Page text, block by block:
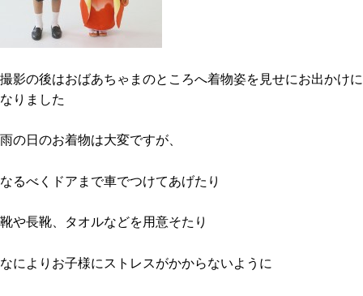
撮影の後はおばあちゃまのところへ着物姿を見せにお出かけに
なりました
雨の日のお着物は大変ですが、
なるべくドアまで車でつけてあげたり
靴や長靴、タオルなどを用意そたり
なによりお子様にストレスがかからないように